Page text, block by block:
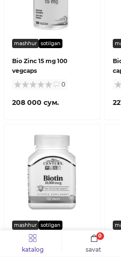
katalog savat
0
mashhur sotilgan
Bio Zinc 15 mg 100
vegcaps
0
208 000 сум.
mashhur sotilgan
Biotin 10000 mcg 120 caps